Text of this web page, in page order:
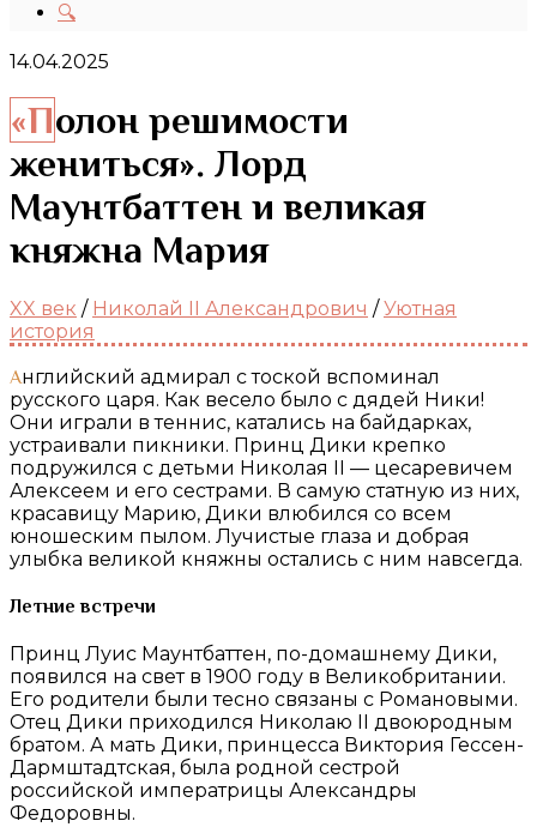
🔍
14.04.2025
«Полон решимости
жениться». Лорд
Маунтбаттен и великая
княжна Мария
XX век / Николай II Александрович /Уютная
история
Английский адмирал с тоской вспоминал
русского царя. Как весело было с дядей Ники!
Они играли в теннис, катались на байдарках,
устраивали пикники. Принц Дики крепко
подружился с детьми Николая II — цесаревичем
Алексеем и его сестрами. В самую статную из них,
красавицу Марию, Дики влюбился со всем
юношеским пылом. Лучистые глаза и добрая
улыбка великой княжны остались с ним навсегда.
Летние встречи
Принц Луис Маунтбаттен, по-домашнему Дики,
появился на свет в 1900 году в Великобритании.
Его родители были тесно связаны с Романовыми.
Отец Дики приходился Николаю II двоюродным
братом. А мать Дики, принцесса Виктория Гессен-
Дармштадтская, была родной сестрой
российской императрицы Александры
Федоровны.